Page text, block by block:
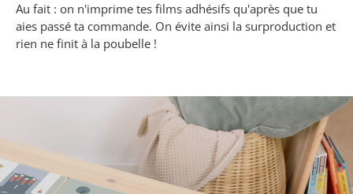
Au fait : on n'imprime tes films adhésifs qu'après que tu
aies passé ta commande. On évite ainsi la surproduction et
rien ne finit à la poubelle !